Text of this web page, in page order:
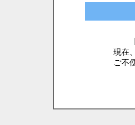
現在
ご不